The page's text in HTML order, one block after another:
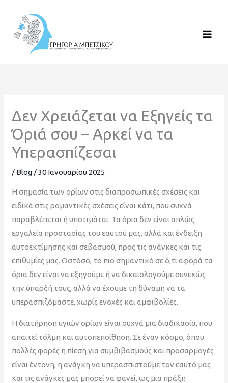
περιεχόμενο
Δεν Χρειάζεται να Εξηγείς τα
Όριά σου – Αρκεί να τα
Υπερασπίζεσαι
/ Blog /30 Ιανουαρίου 2025
Η σημασία των ορίων στις διαπροσωπικές σχέσεις και
ειδικά στις ρομαντικές σχέσεις είναι κάτι, που συχνά
παραβλέπεται ή υποτιμάται. Τα όρια δεν είναι απλώς
εργαλεία προστασίας του εαυτού μας, αλλά και ένδειξη
αυτοεκτίμησης και σεβασμού, προς τις ανάγκες και τις
επιθυμίες μας. Ωστόσο, το πιο σημαντικό σε ό,τι αφορά τα
όρια δεν είναι να εξηγούμε ή να δικαιολογούμε συνεχώς
την ύπαρξή τους, αλλά να έχουμε τη δύναμη να τα
υπερασπιζόμαστε, χωρίς ενοχές και αμφιβολίες.
Η διατήρηση υγιών ορίων είναι συχνά μια διαδικασία, που
απαιτεί τόλμη και αυτοπεποίθηση. Σε έναν κόσμο, όπου
πολλές φορές η πίεση για συμβιβασμούς και προσαρμογές
είναι έντονη, η ανάγκη να υπερασπιστούμε τον εαυτό μας
και τις ανάγκες μας μπορεί να φανεί, ως μια πράξη